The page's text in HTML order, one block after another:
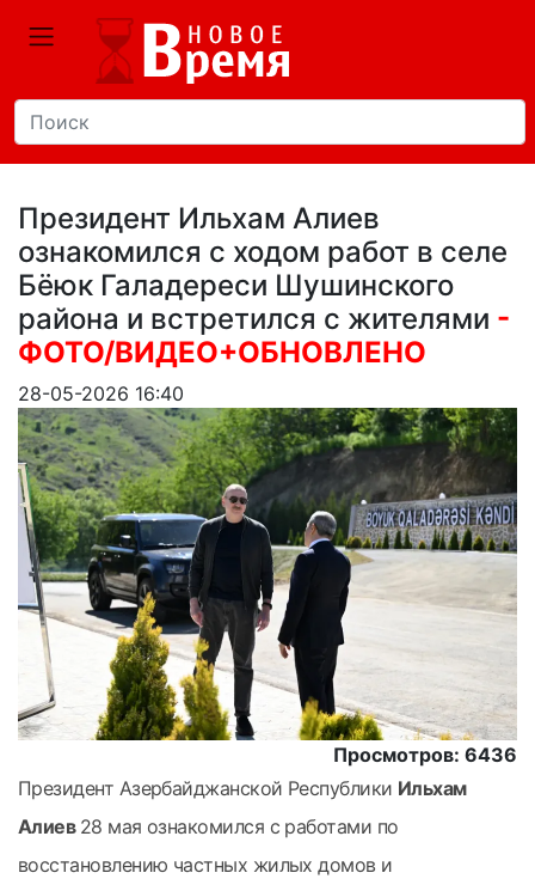
Президент Ильхам Алиев
ознакомился с ходом работ в селе
Бёюк Галадереси Шушинского
района и встретился с жителями -
ФОТО/ВИДЕО+ОБНОВЛЕНО
28-05-2026 16:40
Просмотров: 6436
Президент Азербайджанской Республики Ильхам
Алиев 28 мая ознакомился с работами по
восстановлению частных жилых домов и